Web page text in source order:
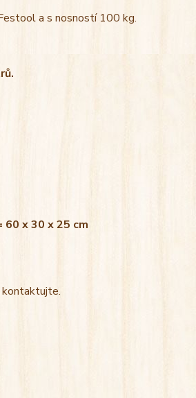
a s nosností 100 kg.
60 x 30 x 25 cm
kontaktujte.